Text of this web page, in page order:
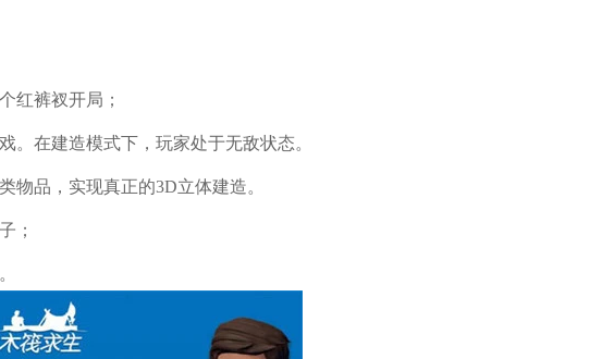
红裤衩开局；
。在建造模式下，玩家处于无敌状态。
物品，实现真正的3D立体建造。
；